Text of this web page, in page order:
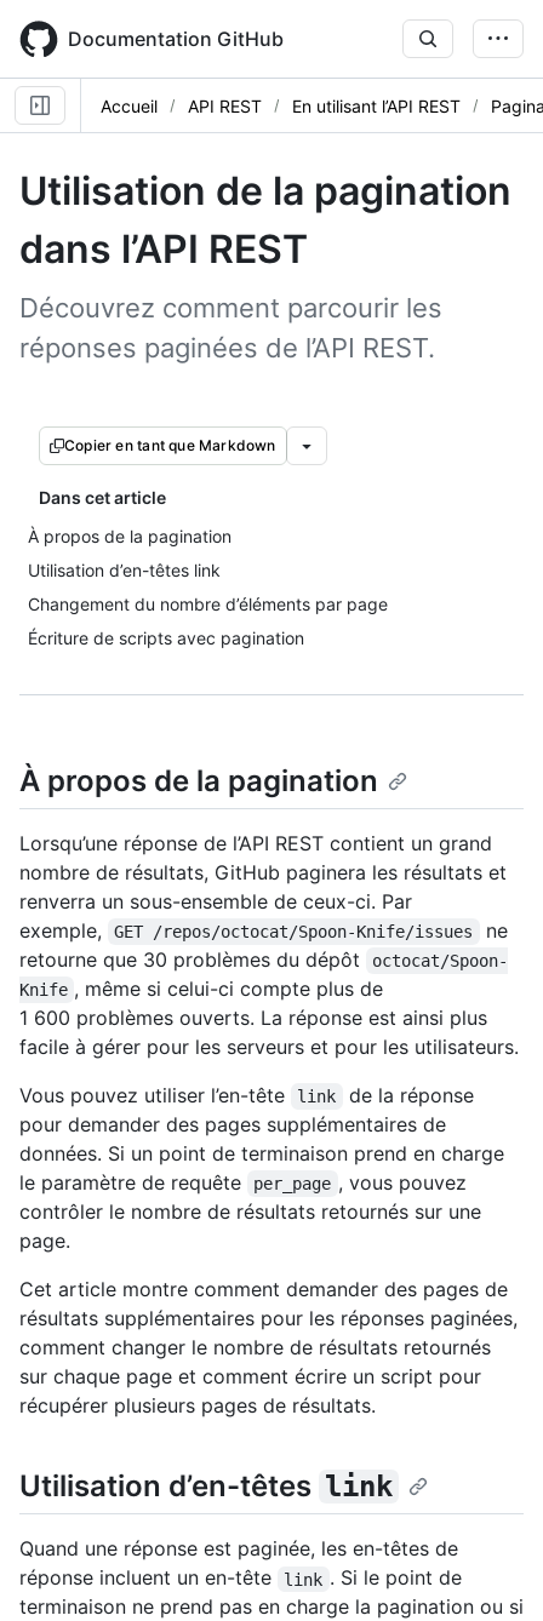
main
content
Documentation GitHub
Accueil API REST En utilisant l’API REST
Utilisation de la pagination
dans l’API REST
Découvrez comment parcourir les
réponses paginées de l’API REST.
Copier en tant que Markdown
Dans cet article
À propos de la pagination
Utilisation d’en-têtes link
Changement du nombre d’éléments par page
Écriture de scripts avec pagination
À propos de la pagination
Lorsqu’une réponse de l’API REST contient un grand
nombre de résultats, GitHub paginera les résultats et
renverra un sous-ensemble de ceux-ci. Par
exemple,
GET /repos/octocat/Spoon-Knife/issues
ne
retourne que 30 problèmes du dépôt
octocat/Spoon-
Knife , même si celui-ci compte plus de
1 600 problèmes ouverts. La réponse est ainsi plus
facile à gérer pour les serveurs et pour les utilisateurs.
Vous pouvez utiliser l’en-tête
link
de la réponse
pour demander des pages supplémentaires de
données. Si un point de terminaison prend en charge
le paramètre de requête
per_page , vous pouvez
contrôler le nombre de résultats retournés sur une
page.
Cet article montre comment demander des pages de
résultats supplémentaires pour les réponses paginées,
comment changer le nombre de résultats retournés
sur chaque page et comment écrire un script pour
récupérer plusieurs pages de résultats.
Utilisation d’en-têtes link
Quand une réponse est paginée, les en-têtes de
réponse incluent un en-tête
link . Si le point de
terminaison ne prend pas en charge la pagination ou si